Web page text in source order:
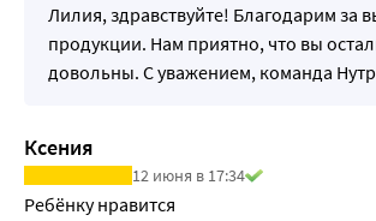
Лилия, здравствуйте! Благодарим за
продукции. Нам приятно, что вы
довольны. С уважением, команда
Ксения
12 июня в 17:34
Ребёнку нравится